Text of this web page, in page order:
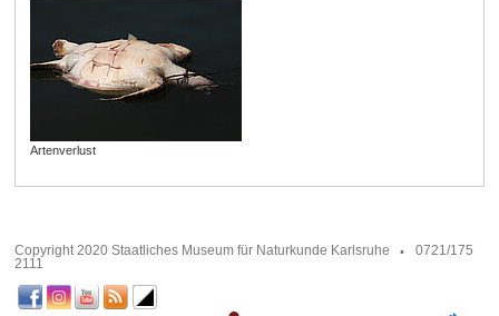
Artenverlust
Copyright 2020 Staatliches Museum für Naturkunde Karlsruhe
0721/175
2111